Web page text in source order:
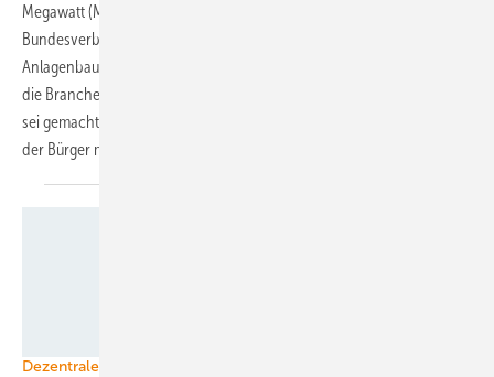
Megawatt (MW) errichtet. Die 1.008 neuen Windräder nannten
Bundesverband Windenergie (BWE) und Maschinen- und
Anlagenbauverband VDMA am Mittwoch ein stabiles Wachstum. Dass
die Branche gut 400 MW mehr errichten konnte als 2011 (2.007 MW),
sei gemachten Hausaufgaben auf Länderseite sowie der Identifikation
der Bürger mit der Energiewende zu
Dezentrale Windkraft